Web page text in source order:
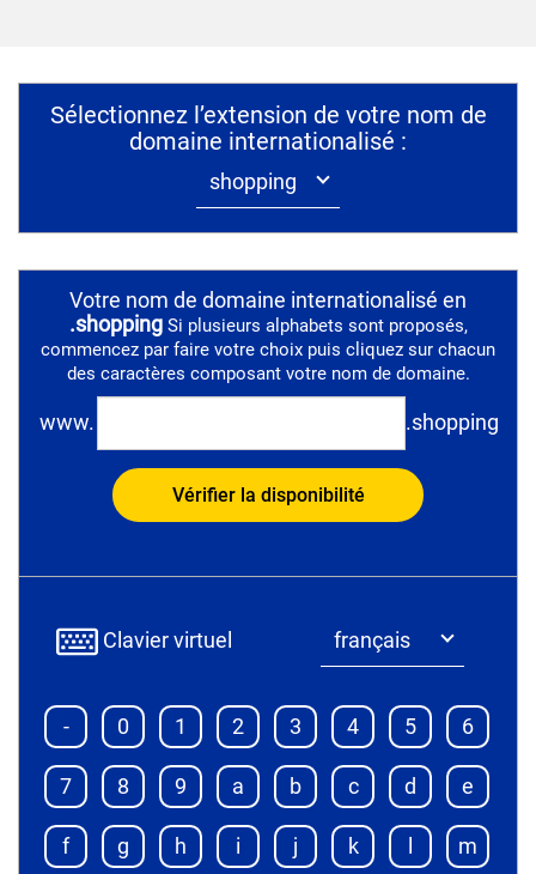
Sélectionnez l’extension de votre nom de
domaine internationalisé :
Votre nom de domaine internationalisé en
.shopping Si plusieurs alphabets sont proposés,
commencez par faire votre choix puis cliquez sur chacun
des caractères composant votre nom de domaine.
www. .shopping
Vérifier la disponibilité
Clavier virtuel
- 0 1 2 3 4 5 6
7 8 9 a b c d e
f g h i j k m